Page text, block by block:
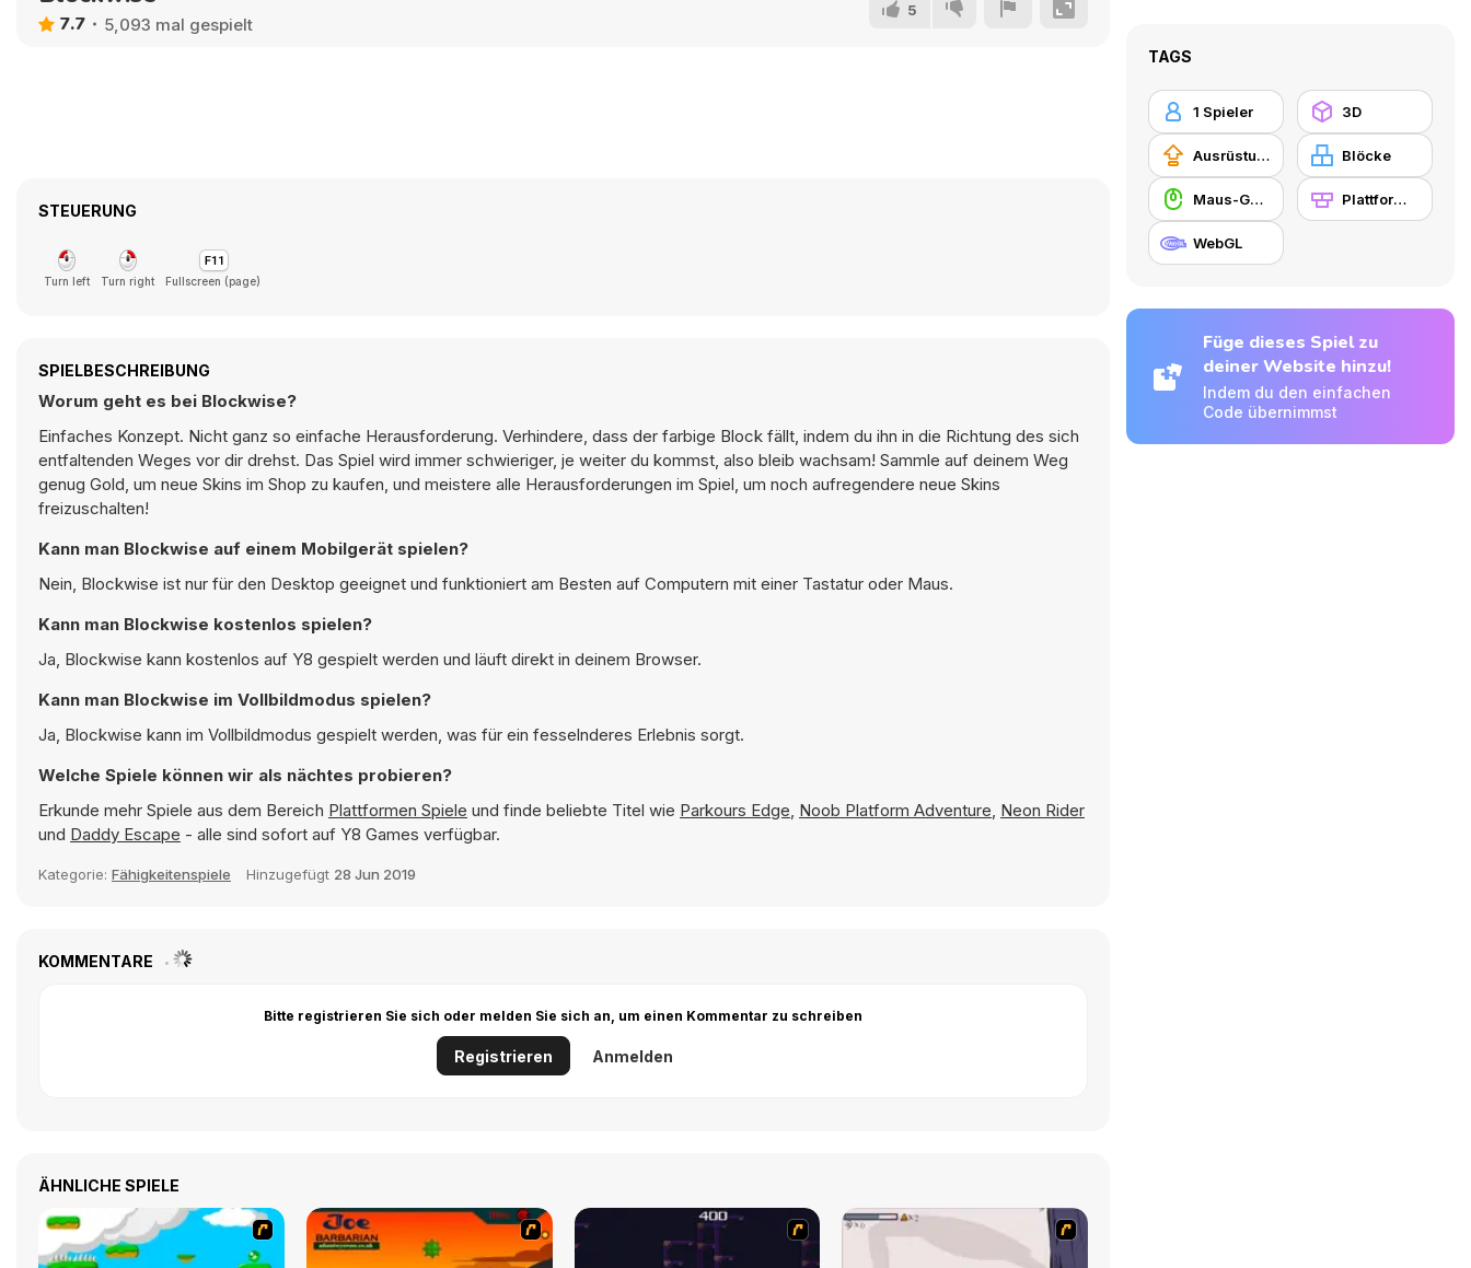
7.7 5,093 mal gespielt
5
STEUERUNG
Turn left Turn right Fullscreen (page)
SPIELBESCHREIBUNG
Worum geht es bei Blockwise?
Einfaches Konzept. Nicht ganz so einfache Herausforderung. Verhindere, dass der farbige Block fällt, indem du ihn in die Richtung des sich
entfaltenden Weges vor dir drehst. Das Spiel wird immer schwieriger, je weiter du kommst, also bleib wachsam! Sammle auf deinem Weg
genug Gold, um neue Skins im Shop zu kaufen, und meistere alle Herausforderungen im Spiel, um noch aufregendere neue Skins
freizuschalten!
Kann man Blockwise auf einem Mobilgerät spielen?
Nein, Blockwise ist nur für den Desktop geeignet und funktioniert am Besten auf Computern mit einer Tastatur oder Maus.
Kann man Blockwise kostenlos spielen?
Ja, Blockwise kann kostenlos auf Y8 gespielt werden und läuft direkt in deinem Browser.
Kann man Blockwise im Vollbildmodus spielen?
Ja, Blockwise kann im Vollbildmodus gespielt werden, was für ein fesselnderes Erlebnis sorgt.
Welche Spiele können wir als nächtes probieren?
Erkunde mehr Spiele aus dem Bereich Plattformen Spiele und finde beliebte Titel wie Parkours Edge, Noob Platform Adventure, Neon Rider
und Daddy Escape - alle sind sofort auf Y8 Games verfügbar.
Kategorie: Fähigkeitenspiele Hinzugefügt 28 Jun 2019
KOMMENTARE
Bitte registrieren Sie sich oder melden Sie sich an, um einen Kommentar zu schreiben
Registrieren Anmelden
ÄHNLICHE SPIELE
TAGS
1 Spieler 3D
Ausrüstungs-Upgrade kaufen Blöcke
Maus-Geschicklichkeit Plattformen
WebGL
Füge dieses Spiel zu
deiner Website hinzu!
Indem du den einfachen
Code übernimmst